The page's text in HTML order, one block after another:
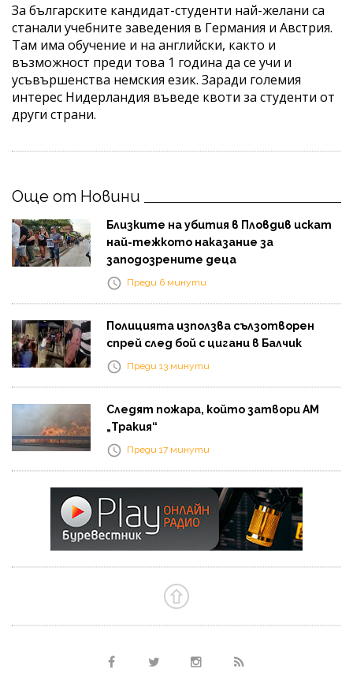
За българските кандидат-студенти най-желани са
станали учебните заведения в Германия и Австрия.
Там има обучение и на английски, както и
възможност преди това 1 година да се учи и
усъвършенства немския език. Заради големия
интерес Нидерландия въведе квоти за студенти от
други страни.
Още от Новини
Близките на убития в Пловдив искат
най-тежкото наказание за
заподозрените деца
Преди 6 минути
Полицията използва сълзотворен
спрей след бой с цигани в Балчик
Преди 13 минути
Следят пожара, който затвори АМ
„Тракия“
Преди 17 минути